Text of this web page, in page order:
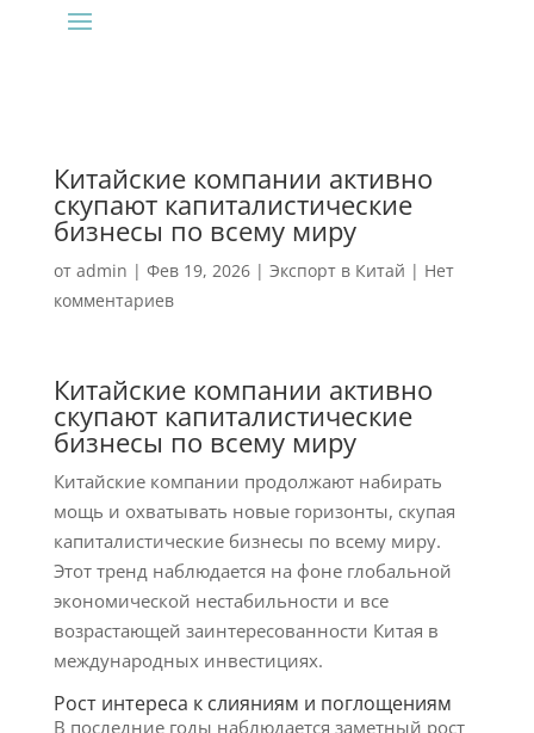
Китайские компании активно
скупают капиталистические
бизнесы по всему миру
от admin | Фев 19, 2026| Экспорт в Китай | Нет
комментариев
Китайские компании активно
скупают капиталистические
бизнесы по всему миру
Китайские компании продолжают набирать
мощь и охватывать новые горизонты, скупая
капиталистические бизнесы по всему миру.
Этот тренд наблюдается на фоне глобальной
экономической нестабильности и все
возрастающей заинтересованности Китая в
международных инвестициях.
Рост интереса к слияниям и поглощениям
В последние годы наблюдается заметный рост